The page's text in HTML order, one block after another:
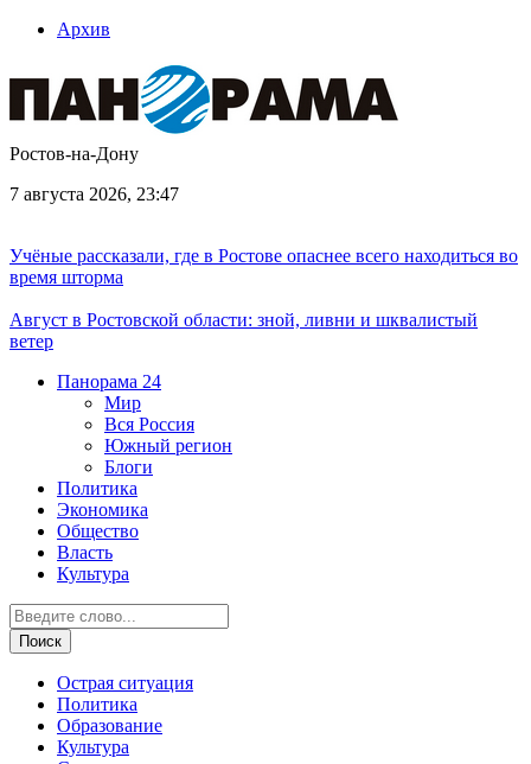
Архив
Ростов-на-Дону
7 августа 2026, 23:47
Учёные рассказали, где в Ростове опаснее всего находиться во
время шторма
Август в Ростовской области: зной, ливни и шквалистый
ветер
Панорама 24
Мир
Вся Россия
Южный регион
Блоги
Политика
Экономика
Общество
Власть
Культура
Острая ситуация
Политика
Образование
Культура